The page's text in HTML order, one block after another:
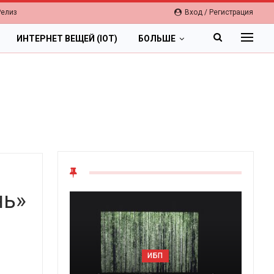
Вход / Регистрация
ИНТЕРНЕТ ВЕЩЕЙ (IOT) БОЛЬШЕ
ОБЛАКА
Цифровая экономика 2026.